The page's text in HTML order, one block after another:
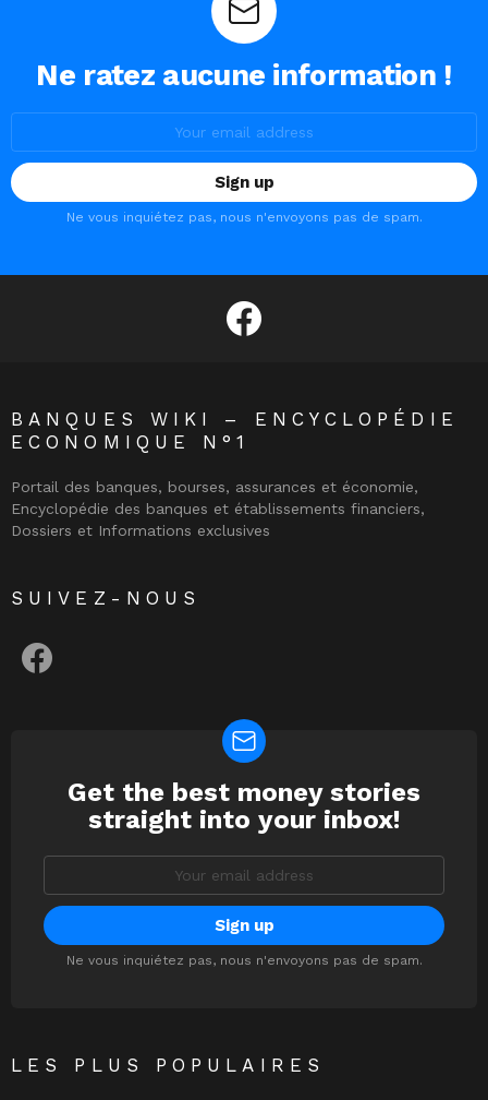
Ne ratez aucune information !
Ne vous inquiétez pas, nous n'envoyons pas de spam.
facebook
BANQUES WIKI – ENCYCLOPÉDIE
ECONOMIQUE N°1
Portail des banques, bourses, assurances et économie,
Encyclopédie des banques et établissements financiers,
Dossiers et Informations exclusives
SUIVEZ-NOUS
NEWSLETTER
Get the best money stories
straight into your inbox!
Ne vous inquiétez pas, nous n'envoyons pas de spam.
LES PLUS POPULAIRES